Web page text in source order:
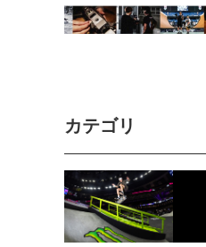
カテゴリ